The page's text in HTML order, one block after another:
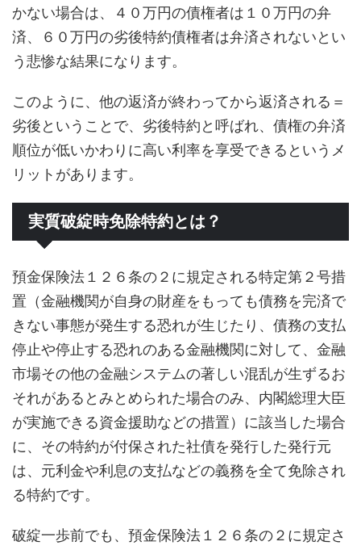
かない場合は、４０万円の債権者は１０万円の弁
済、６０万円の劣後特約債権者は弁済されないとい
う悲惨な結果になります。
このように、他の返済が終わってから返済される＝
劣後ということで、劣後特約と呼ばれ、債権の弁済
順位が低いかわりに高い利率を享受できるというメ
リットがあります。
実質破綻時免除特約とは？
預金保険法１２６条の２に規定される特定第２号措
置（金融機関が自身の財産をもっても債務を完済で
きない事態が発生する恐れが生じたり、債務の支払
停止や停止する恐れのある金融機関に対して、金融
市場その他の金融システムの著しい混乱が生ずるお
それがあるとみとめられた場合のみ、内閣総理大臣
が実施できる資金援助などの措置）に該当した場合
に、その特約が付保された社債を発行した発行元
は、元利金や利息の支払などの義務を全て免除され
る特約です。
破綻一歩前でも、預金保険法１２６条の２に規定さ